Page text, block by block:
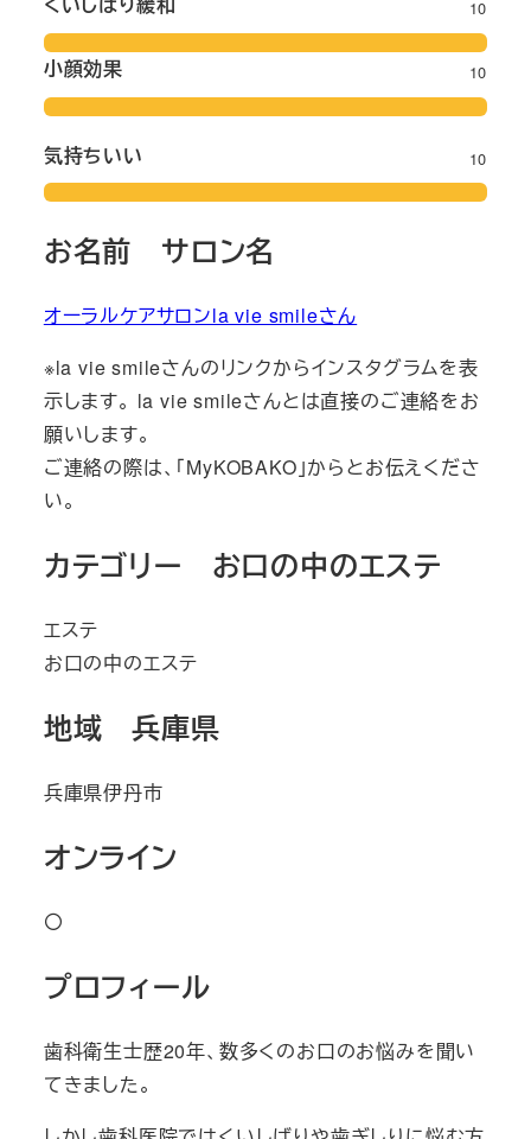
10
小顔効果 10
気持ちいい 10
お名前 サロン名
オーラルケアサロンla vie smileさん
※la vie smileさんのリンクからインスタグラムを表
示します。 la vie smileさんとは直接のご連絡をお
願いします。
ご連絡の際は、「MyKOBAKO」からとお伝えくださ
い。
カテゴリー お口の中のエステ
エステ
お口の中のエステ
地域 兵庫県
兵庫県伊丹市
オンライン
〇
プロフィール
歯科衛生士歴20年、数多くのお口のお悩みを聞い
てきました。